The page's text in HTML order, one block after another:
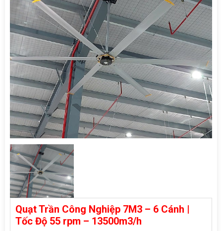
Quạt Trần Công Nghiệp 7M3 – 6 Cánh |
Tốc Độ 55 rpm – 13500m3/h